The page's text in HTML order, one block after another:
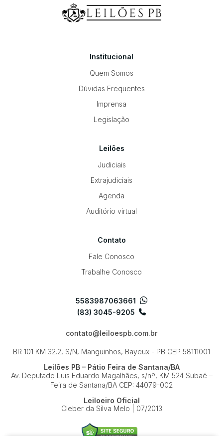
Institucional
Quem Somos
Dúvidas Frequentes
Imprensa
Legislação
Leilões
Judiciais
Extrajudiciais
Agenda
Auditório virtual
Contato
Fale Conosco
Trabalhe Conosco
5583987063661
(83) 3045-9205
contato@leiloespb.com.br
BR 101 KM 32.2, S/N, Manguinhos, Bayeux - PB CEP 58111001
Leilões PB – Pátio Feira de Santana/BA
Av. Deputado Luis Eduardo Magalhães, s/nº, KM 524Subaé –
Feira de Santana/BA CEP: 44079-002
Leiloeiro Oficial
Cleber da Silva Melo | 07/2013